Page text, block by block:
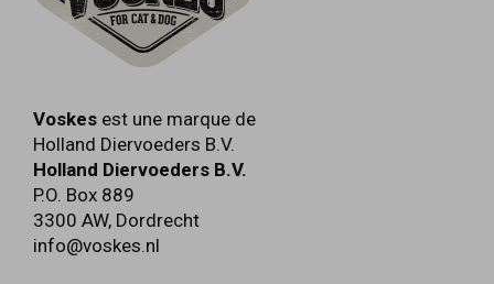
Voskes est une marque de
Holland Diervoeders B.V.
Holland Diervoeders B.V.
P.O. Box 889
3300 AW, Dordrecht
info@voskes.nl